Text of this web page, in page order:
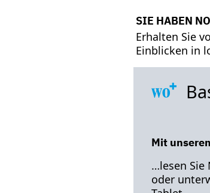
SIE HABEN
Erhalten Sie
Einblicken in
Mit
…lesen Sie
oder